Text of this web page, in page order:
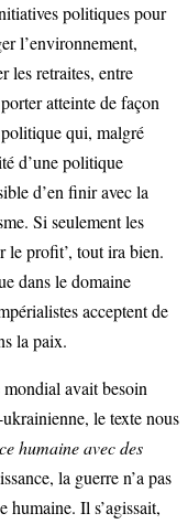
politiques pour
l’environnement,
les retraites, entre
atteinte de façon
qui, malgré
d’une politique
d’en finir avec la
Si seulement les
le profit’, tout ira bien.
dans le domaine
acceptent de
la paix.
mondial avait besoin
le texte nous
humaine avec des
la guerre n’a pas
humaine. Il s’agissait,